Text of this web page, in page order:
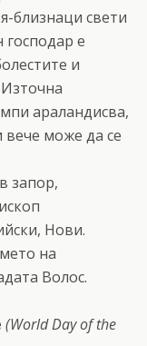
близнаци свети
е
и
араландисва,
вече може да се
запор,
Нови.
на
Волос.
(World Day of the